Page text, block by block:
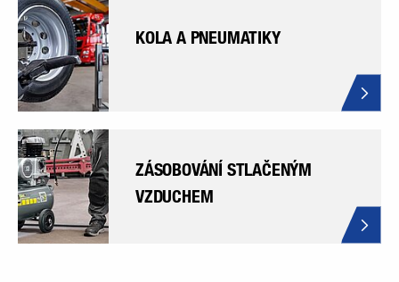
KOLA A PNEUMATIKY
ZÁSOBOVÁNÍ STLAČENÝM
VZDUCHEM